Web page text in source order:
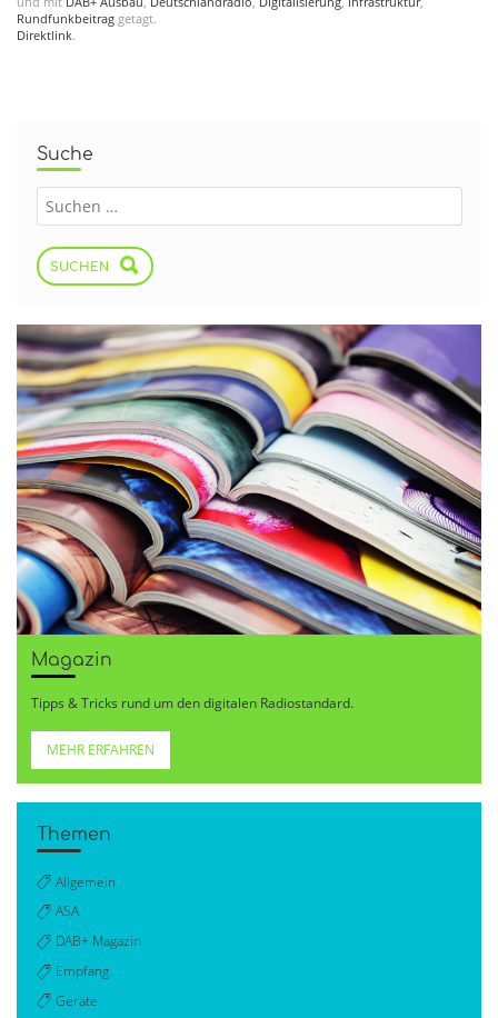
Rundfunkbeitrag getagt.
Direktlink.
Suche
SUCHEN
Magazin
Tipps & Tricks rund um den digitalen Radiostandard.
MEHR ERFAHREN
Themen
Allgemein
ASA
DAB+ Magazin
Empfang
Geräte